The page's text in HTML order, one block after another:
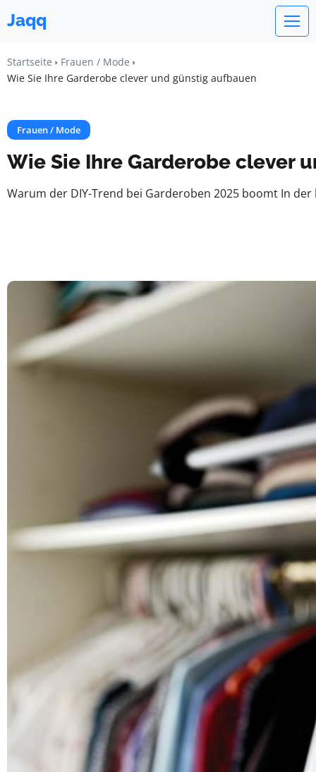
Jaqq
Startseite
Frauen / Mode
Wie Sie Ihre Garderobe clever und günstig aufbauen
Frauen / Mode
Wie Sie Ihre Garderobe clever
Warum der DIY-Trend bei Garderoben 2025 boomt In